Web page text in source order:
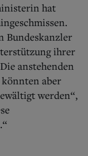
hat
Bundeskanzler
ihrer
anstehenden
aber
werden“,